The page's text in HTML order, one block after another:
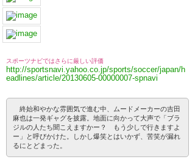
スポーツナビではさらに厳しい評価
http://sportsnavi.yahoo.co.jp/sports/soccer/japan/h
eadlines/article/20130605-00000007-spnavi
終始和やかな雰囲気で進む中、ムードメーカーの吉田
麻也は一発ギャグを披露。地面に向かって大声で「ブラ
ジルの人たち聞こえますかー？ もう少しで行きますよ
ー」と呼びかけた。しかし爆笑とはいかず、苦笑が漏れ
るにとどまった。